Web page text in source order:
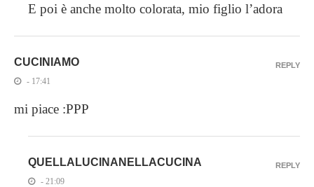
E poi è anche molto colorata, mio figlio l’adora
CUCINIAMO
- 17:41
mi piace :PPP
REPLY
QUELLALUCINANELLACUCINA
- 21:09
REPLY